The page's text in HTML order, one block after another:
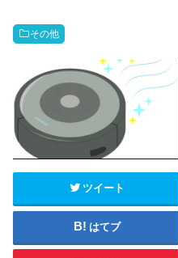
その他
ツイート
はてブ